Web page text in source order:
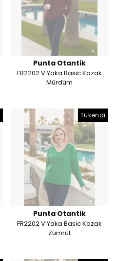
Punta Otantik
FR2202 V Yaka Basic Kazak
Mürdüm
Tükendi
Punta Otantik
FR2202 V Yaka Basic Kazak
Zümrüt